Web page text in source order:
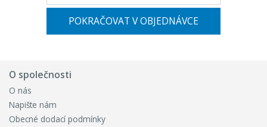
POKRAČOVAT V OBJEDNÁVCE
O společnosti
O nás
Napište nám
Obecné dodací podmínky